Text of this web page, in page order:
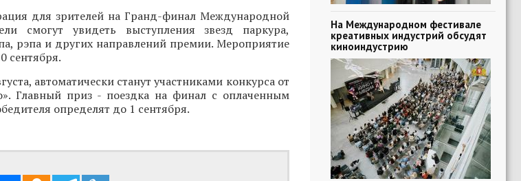
для зрителей на Гранд-финал Международной
смогут увидеть выступления звезд паркура,
рэпа и других направлений премии. Мероприятие
сентября.
автоматически станут участниками конкурса от
Главный приз - поездка на финал с оплаченным
определят до 1 сентября.
На Международном фестивале
креативных индустрий обсудят
киноиндустрию